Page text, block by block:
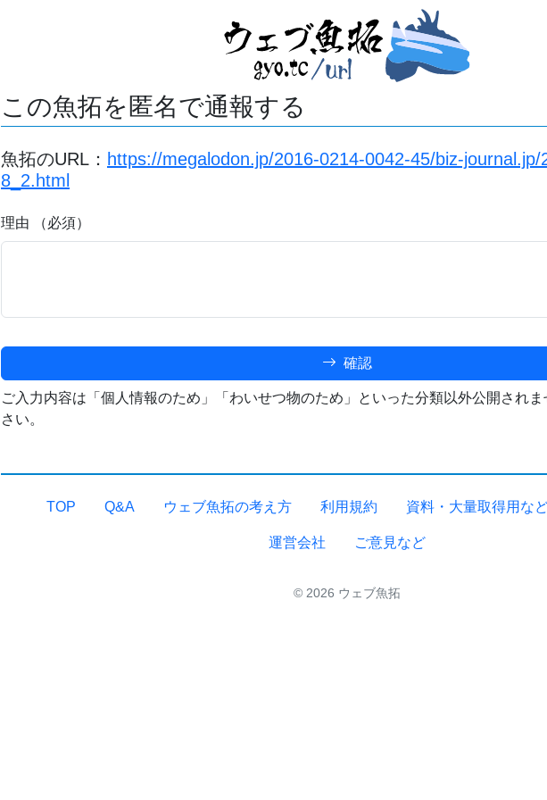
この魚拓を匿名で通報する
魚拓のURL： https://megalodon.jp/2016-0214-0042-45/biz-
8_2.html
理由 （必須）
確認
ご入力内容は「個人情報のため」「わいせつ物のため」といった分類以外公開され
さい。
TOP Q&A ウェブ魚拓の考え方 利用規約 資料・大量取得用な
運営会社 ご意見など
© 2026 ウェブ魚拓